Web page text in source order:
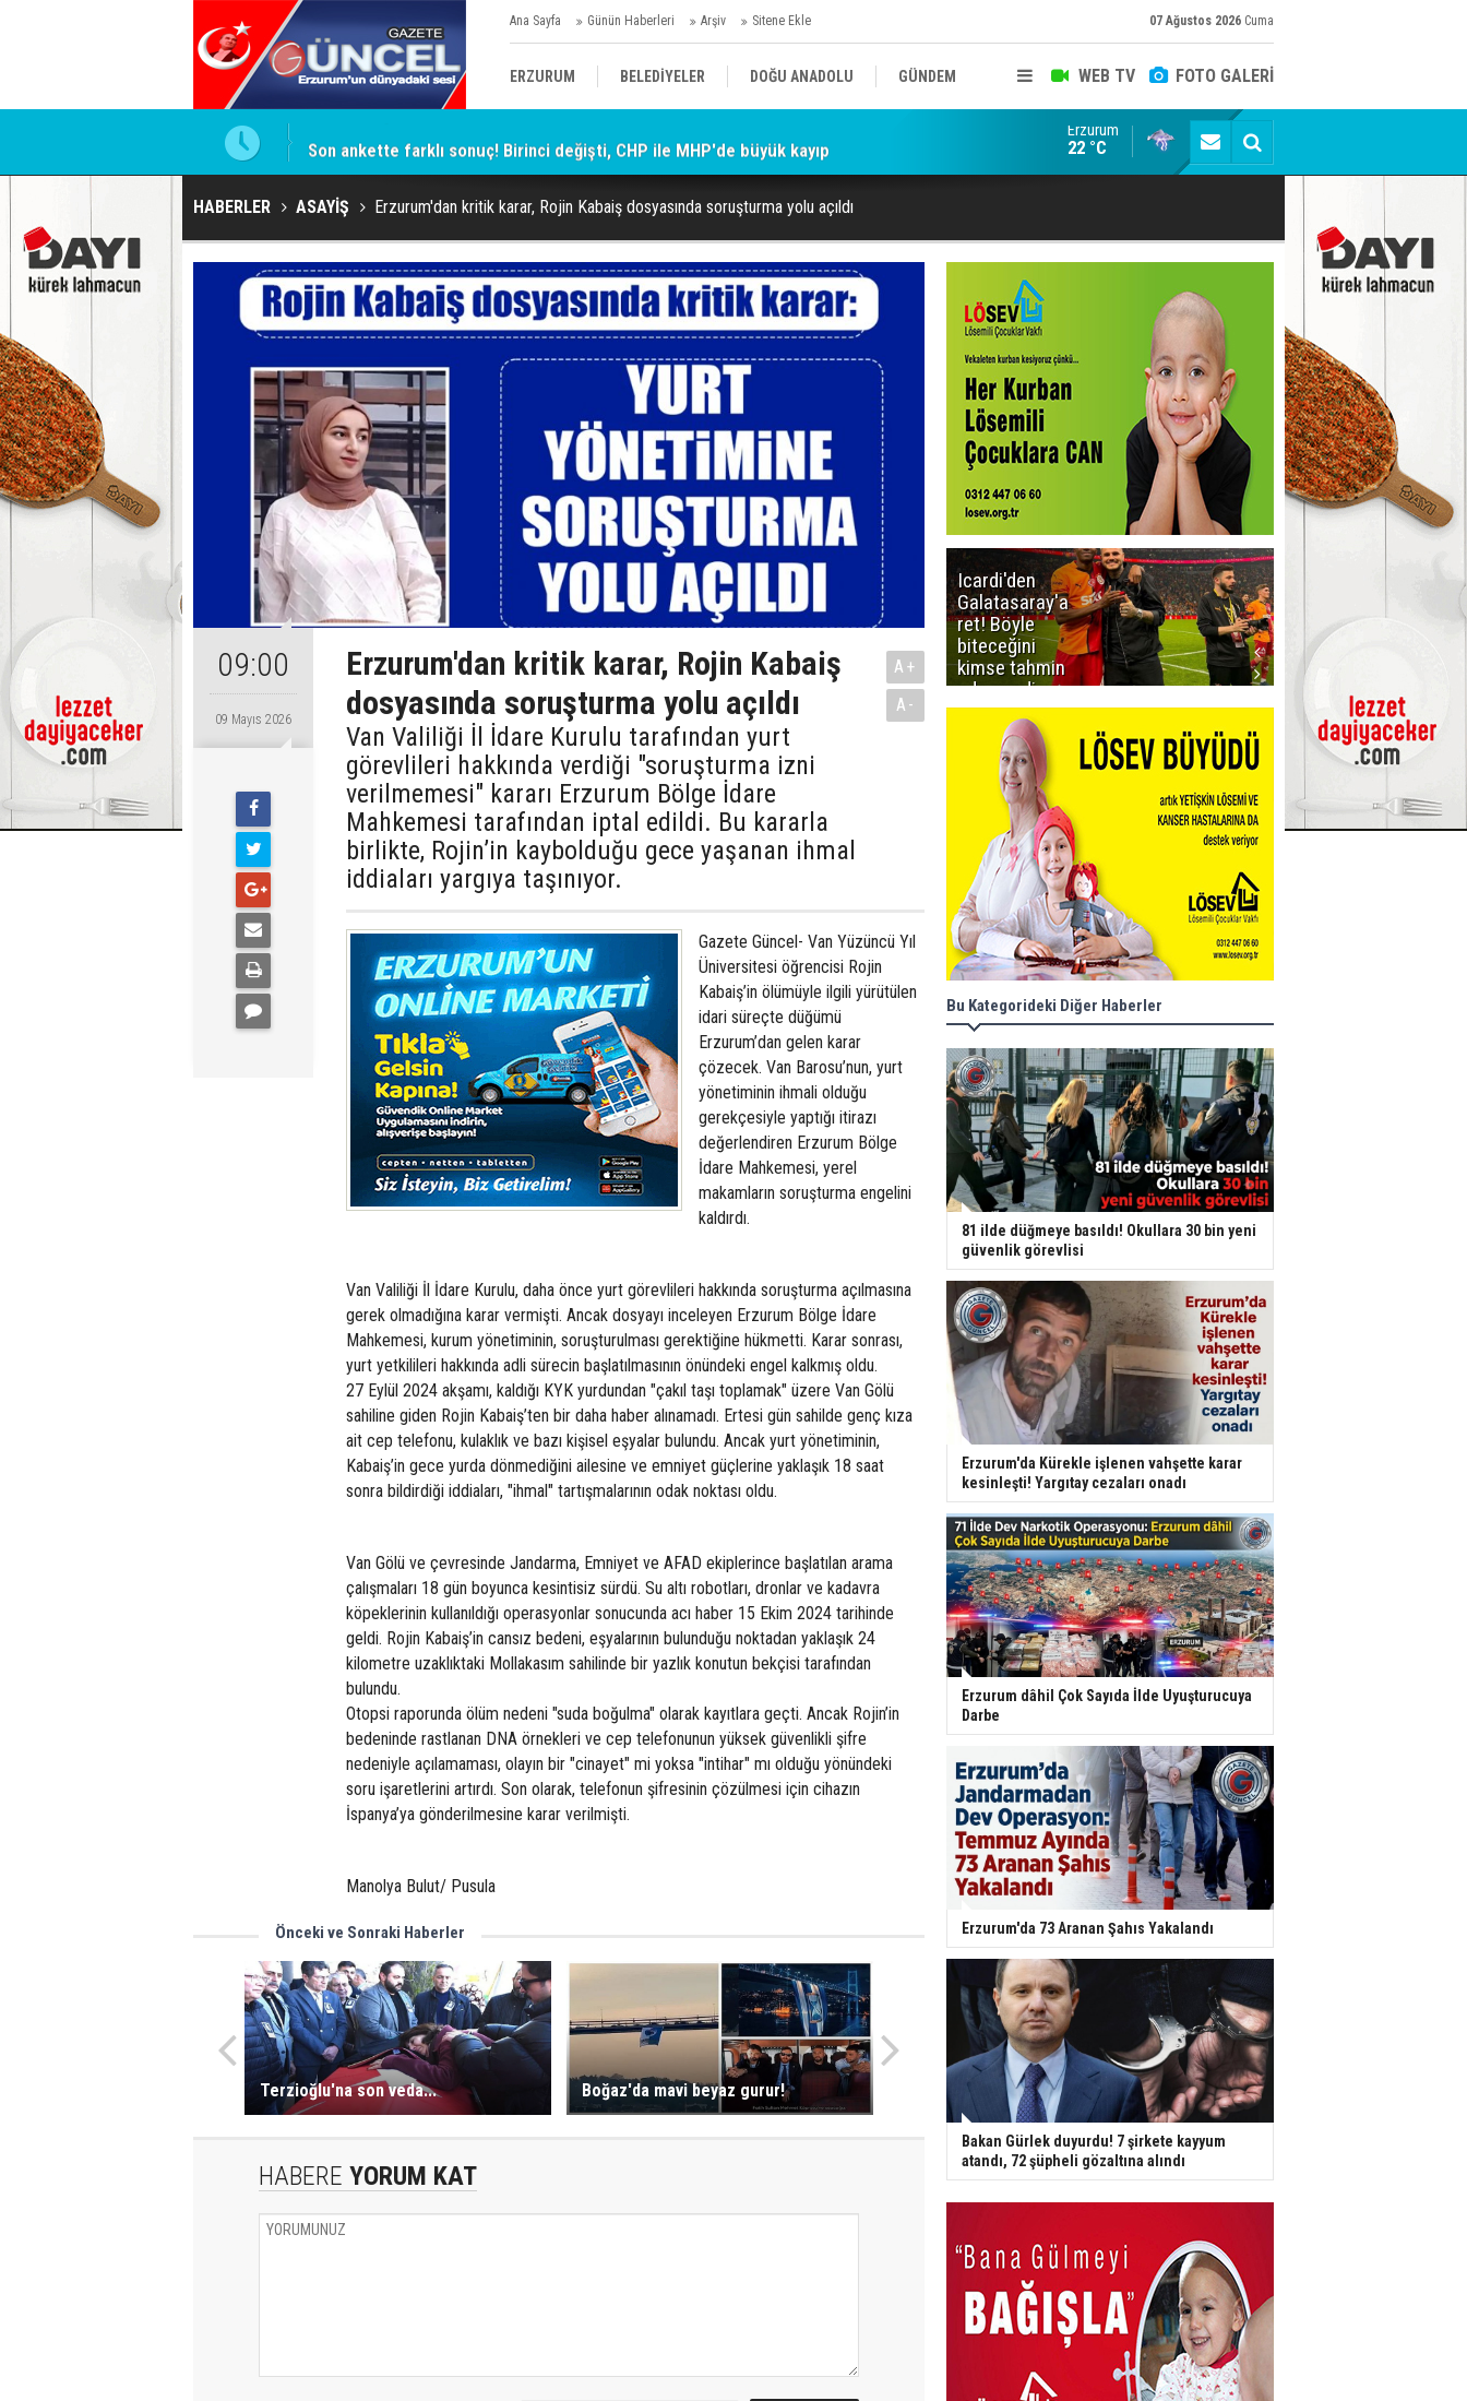
Ana Sayfa Günün Haberleri Arşiv Sitene Ekle 07 Ağustos 2026 Cuma
WEB TV FOTO GALERİ
ERZURUM BELEDİYELER DOĞU ANADOLU GÜNDEM
SİYASET AFAD/ SAVAŞ SPOR
KÜLTÜR/SANAT//MAĞAZİN BODRUM
Son ankette farklı sonuç! Birinci değişti, CHP ile MHP'de büyük kayıp Erzurum'da Tarih sıvaların altından çıktı
Erzurum
22 °C
HABERLER ASAYİŞ Erzurum'dan kritik karar, Rojin Kabaiş dosyasında soruşturma yolu açıldı
09:00
09 Mayıs 2026
Erzurum'dan kritik karar, Rojin Kabaiş
dosyasında soruşturma yolu açıldı
Van Valiliği İl İdare Kurulu tarafından yurt
görevlileri hakkında verdiği "soruşturma izni
verilmemesi" kararı Erzurum Bölge İdare
Mahkemesi tarafından iptal edildi. Bu kararla
birlikte, Rojin’in kaybolduğu gece yaşanan ihmal
iddiaları yargıya taşınıyor.
A+
A-
Gazete Güncel- Van Yüzüncü Yıl
Üniversitesi öğrencisi Rojin
Kabaiş’in ölümüyle ilgili yürütülen
idari süreçte düğümü
Erzurum’dan gelen karar
çözecek. Van Barosu’nun, yurt
yönetiminin ihmali olduğu
gerekçesiyle yaptığı itirazı
değerlendiren Erzurum Bölge
İdare Mahkemesi, yerel
makamların soruşturma engelini
kaldırdı.
Van Valiliği İl İdare Kurulu, daha önce yurt görevlileri hakkında soruşturma açılmasına
gerek olmadığına karar vermişti. Ancak dosyayı inceleyen Erzurum Bölge İdare
Mahkemesi, kurum yönetiminin, soruşturulması gerektiğine hükmetti. Karar sonrası,
yurt yetkilileri hakkında adli sürecin başlatılmasının önündeki engel kalkmış oldu.
27 Eylül 2024 akşamı, kaldığı KYK yurdundan "çakıl taşı toplamak" üzere Van Gölü
sahiline giden Rojin Kabaiş’ten bir daha haber alınamadı. Ertesi gün sahilde genç kıza
ait cep telefonu, kulaklık ve bazı kişisel eşyalar bulundu. Ancak yurt yönetiminin,
Kabaiş’in gece yurda dönmediğini ailesine ve emniyet güçlerine yaklaşık 18 saat
sonra bildirdiği iddiaları, "ihmal" tartışmalarının odak noktası oldu.
Van Gölü ve çevresinde Jandarma, Emniyet ve AFAD ekiplerince başlatılan arama
çalışmaları 18 gün boyunca kesintisiz sürdü. Su altı robotları, dronlar ve kadavra
köpeklerinin kullanıldığı operasyonlar sonucunda acı haber 15 Ekim 2024 tarihinde
geldi. Rojin Kabaiş’in cansız bedeni, eşyalarının bulunduğu noktadan yaklaşık 24
kilometre uzaklıktaki Mollakasım sahilinde bir yazlık konutun bekçisi tarafından
bulundu.
Otopsi raporunda ölüm nedeni "suda boğulma" olarak kayıtlara geçti. Ancak Rojin’in
bedeninde rastlanan DNA örnekleri ve cep telefonunun yüksek güvenlikli şifre
nedeniyle açılamaması, olayın bir "cinayet" mi yoksa "intihar" mı olduğu yönündeki
soru işaretlerini artırdı. Son olarak, telefonun şifresinin çözülmesi için cihazın
İspanya’ya gönderilmesine karar verilmişti.
Manolya Bulut/ Pusula
Önceki ve Sonraki Haberler
Terzioğlu'na son veda... Boğaz'da mavi beyaz gurur!
HABERE YORUM KAT
Icardi'den
Galatasaray'a
ret! Böyle
biteceğini
kimse tahmin
edemezdi
Uçar'a ziyaret
Bu Kategorideki Diğer Haberler
81 ilde düğmeye basıldı! Okullara 30 bin yeni
güvenlik görevlisi
Erzurum'da Kürekle işlenen vahşette karar
kesinleşti! Yargıtay cezaları onadı
Erzurum dâhil Çok Sayıda İlde Uyuşturucuya
Darbe
Erzurum'da 73 Aranan Şahıs Yakalandı
Bakan Gürlek duyurdu! 7 şirkete kayyum
atandı, 72 şüpheli gözaltına alındı